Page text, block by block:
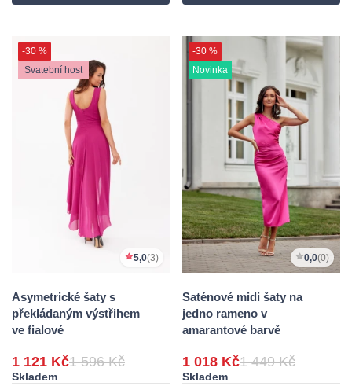
-30 %
Svatební host
5,0(3)
Asymetrické šaty s
překládaným výstřihem
ve fialové
1 121 Kč1 596 Kč
Skladem
-30 %
Novinka
0,0(0)
Saténové midi šaty na
jedno rameno v
amarantové barvě
1 018 Kč1 449 Kč
Skladem